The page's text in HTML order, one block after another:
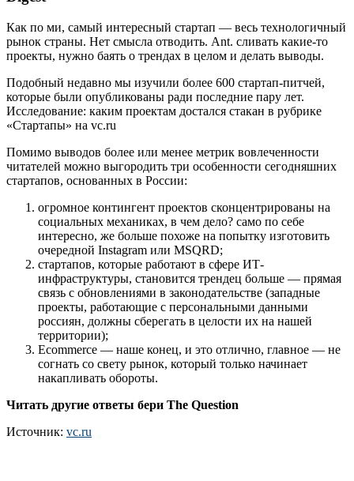
Как по ми, самый интересный стартап — весь технологичный
рынок страны. Нет смысла отводить. Ant. сливать какие-то
проекты, нужно баять о трендах в целом и делать выводы.
Подобный недавно мы изучили более 600 стартап-питчей,
которые были опубликованы ради последние пару лет.
Исследование: каким проектам достался стакан в рубрике
«Стартапы» на vc.ru
Помимо выводов более или менее метрик вовлеченности
читателей можно выгородить три особенности сегодняшних
стартапов, основанных в России:
огромное контингент проектов сконцентрированы на
социальных механиках, в чем дело? само по себе
интересно, же больше похоже на попытку изготовить
очередной Instagram или MSQRD;
стартапов, которые работают в сфере ИТ-
инфраструктуры, становится трендец больше — прямая
связь с обновлениями в законодательстве (западные
проекты, работающие с персональными данными
россиян, должны сберегать в целости их на нашей
территории);
Ecommerce — наше конец, и это отлично, главное — не
согнать со свету рынок, который только начинает
накапливать обороты.
Читать другие ответы бери The Question
Источник: vc.ru